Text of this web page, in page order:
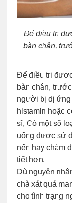
Để điều trị
bàn chân,
Để điều trị
bàn chân,
người bị dị ứng
histamin hoặc
sĩ, Có một số
uống được sử
nến hay chàm
tiết hơn.
Dù nguyên
chà xát quá
cho tình trạng